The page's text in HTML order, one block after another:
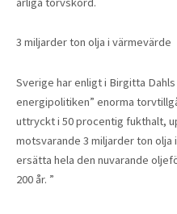
3 miljarder ton olja i värmevärde
Sverige har enligt i Birgitta
energipolitiken” enorma
uttryckt i 50 procentig fukthalt,
motsvarande 3 miljarder ton olja
ersätta hela den nuvarande
200 år. ”